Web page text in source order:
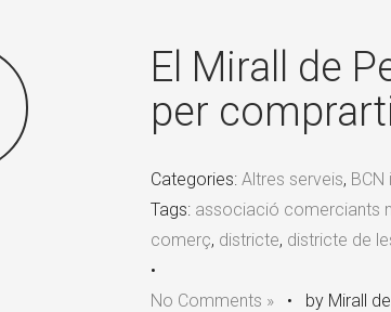
El Mirall de
per
Categories: Altres serveis, BCN
Tags: associació comerciants
comerç, districte, districte de
•
No Comments »• by Mirall